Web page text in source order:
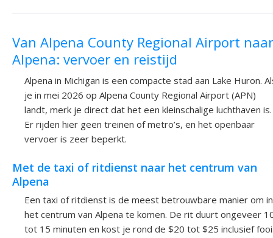
Van Alpena County Regional Airport naar
Alpena: vervoer en reistijd
Alpena in Michigan is een compacte stad aan Lake Huron.
je in mei 2026 op Alpena County Regional Airport (APN)
landt, merk je direct dat het een kleinschalige luchthaven is.
Er rijden hier geen treinen of metro’s, en het openbaar
vervoer is zeer beperkt.
Met de taxi of ritdienst naar het centrum van
Alpena
Een taxi of ritdienst is de meest betrouwbare manier om in
het centrum van Alpena te komen. De rit duurt ongeveer
tot 15 minuten en kost je rond de $20 tot $25 inclusief